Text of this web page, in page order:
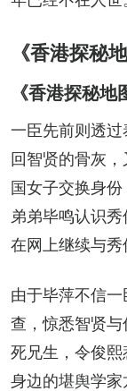
《香港探秘
《香港探秘
一臣先前则透
回智贤的骨灰
国女子交换身
弟弟毕鸣认识
在网上继续与
由于毕萍不信
查，惊悉智贤
死兄生，令俊
身边的堪舆学